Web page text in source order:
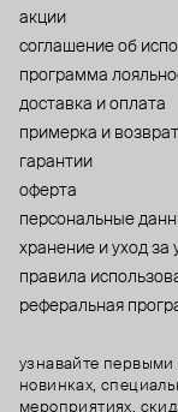
акции
cоглашение об
программа
доставка и оплата
примерка и возврат
гарантии
оферта
персональные
хранение и уход
правила
реферальная
узнавайте первыми
новинках,
мероприятиях,